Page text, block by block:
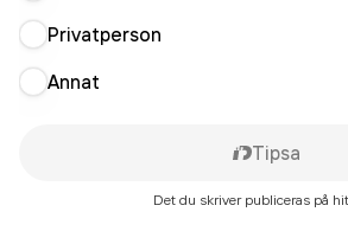
Privatperson
Annat
Tipsa
Det du skriver publiceras på